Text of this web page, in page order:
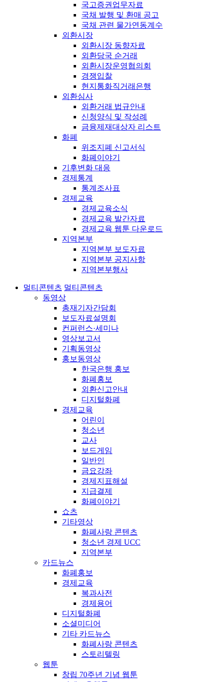
국고증권업무자료
국채 발행 및 환매 공고
국채 관련 물가연동계수
외환시장
외환시장 동향자료
외환당국 순거래
외환시장운영협의회
경쟁입찰
현지통화직거래은행
외환심사
외환거래 법규안내
신청양식 및 작성례
금융제재대상자 리스트
화폐
위조지폐 신고서식
화폐이야기
기후변화 대응
경제통계
통계조사표
경제교육
경제교육소식
경제교육 발간자료
경제교육 웹툰 다운로드
지역본부
지역본부 보도자료
지역본부 공지사항
지역본부행사
멀티콘텐츠 멀티콘텐츠
동영상
총재기자간담회
보도자료설명회
컨퍼런스·세미나
영상보고서
기획동영상
홍보동영상
한국은행 홍보
화폐홍보
외환신고안내
디지털화폐
경제교육
어린이
청소년
교사
보드게임
일반인
금요강좌
경제지표해설
지급결제
화폐이야기
쇼츠
기타영상
화폐사랑 콘텐츠
청소년 경제 UCC
지역본부
카드뉴스
화폐홍보
경제교육
복과사전
경제용어
디지털화폐
소셜미디어
기타 카드뉴스
화폐사랑 콘텐츠
스토리텔링
웹툰
창립 70주년 기념 웹툰